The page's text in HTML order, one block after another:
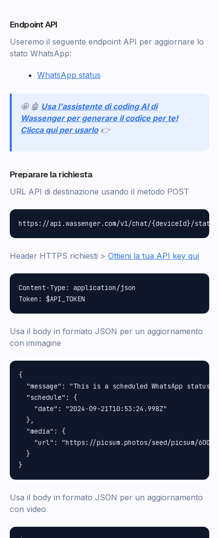
Endpoint API
Useremo il seguente endpoint API per aggiornare lo
stato WhatsApp:
WhatsApp status
🤩 🤖 Usa l'assistente di coding AI di
Wassenger per generare il codice per te!
Clicca qui per usarlo👉
Preparare la richiesta
URL API di destinazione usando il metodo POST
Header HTTPS richiesti > Ottieni la tua API key qui
Content-Type: application/json
Usa il body in formato JSON per un aggiornamento
con immagine
{
"message": "This is a scheduled WhatsApp status
  "schedule": {
    "date": "2024-09-21T10:53:24.998Z"
  },
  "media": {
"url": "https://picsum.photos/seed/picsum/600/
  }
Usa il body in formato JSON per un aggiornamento
con video